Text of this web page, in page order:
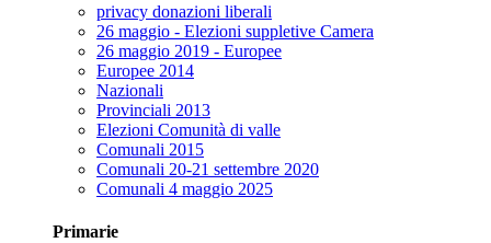
privacy donazioni liberali
26 maggio - Elezioni suppletive Camera
26 maggio 2019 - Europee
Europee 2014
Nazionali
Provinciali 2013
Elezioni Comunità di valle
Comunali 2015
Comunali 20-21 settembre 2020
Comunali 4 maggio 2025
Primarie